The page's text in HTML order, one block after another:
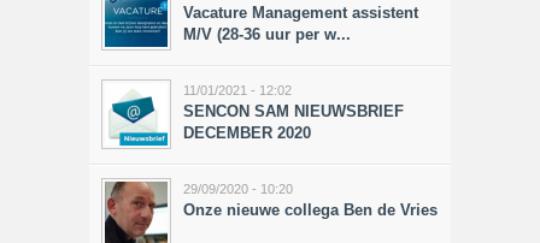
Vacature Management assistent
M/V (28-36 uur per w...
11/01/2021 - 12:02
SENCON SAM NIEUWSBRIEF
DECEMBER 2020
29/09/2020 - 10:20
Onze nieuwe collega Ben de Vries